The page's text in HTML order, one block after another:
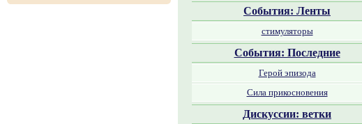
События: Ленты
стимуляторы
События: Последние
Герой эпизода
Сила прикосновения
Дискуссии: ветки